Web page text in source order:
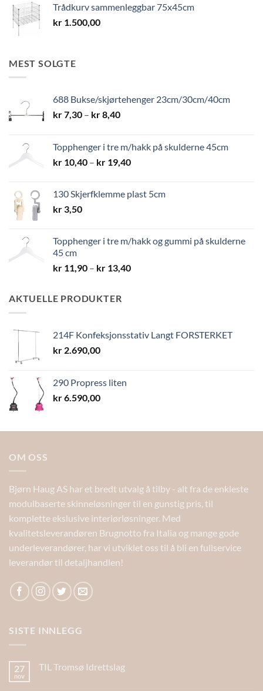
Trådkurv sammenleggbar 75x45cm
kr 1.500,00
MEST SOLGTE
688 Bukse/skjørtehenger 23cm/30cm/40cm
kr7,30 – kr8,40Prisområde:
kr 8,40
Topphenger i tre m/hakk på skulderne 45cm
kr 10,40 – kr 19,40Prisområde:
kr 19,40
130 Skjerfklemme plast 5cm
kr 3,50
Topphenger i tre m/hakk og gummi på skulderne
45 cm
kr 11,90 – kr 13,40Prisområde:
AKTUELLE PRODUKTER
214F Konfeksjonsstativ Langt FORSTERKET
kr 2.690,00
290 Propress liten
kr6.590,00
OM OSS
Bjørn Haug AS har et bredt utvalg å tilby - alt fra de enkleste
modulbaserte skinneløsninger til en gunstig pris, til
komplette ekslusive interiørløsninger. Med
kvalitetsleverandøren Brugnotto fra Italia og mange gode
underleverandører, har vi utviklet oss til å bli en fullservice
leverandør til detaljhandlen!
SISTE INNLEGG
27
nov
TIL Tromsø Idrettslag